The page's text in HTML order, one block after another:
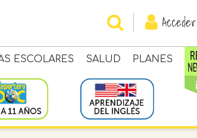
Acceder
ESCOLARES SALUD PLANES